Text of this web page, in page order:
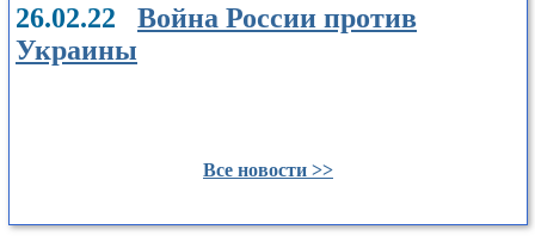
26.02.22 Война России против
Украины
Все новости >>